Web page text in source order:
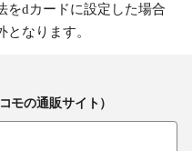
をdカードに設定した場合
なります。
モの通販サイト）